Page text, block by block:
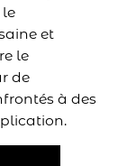
le
et
le
de
à des